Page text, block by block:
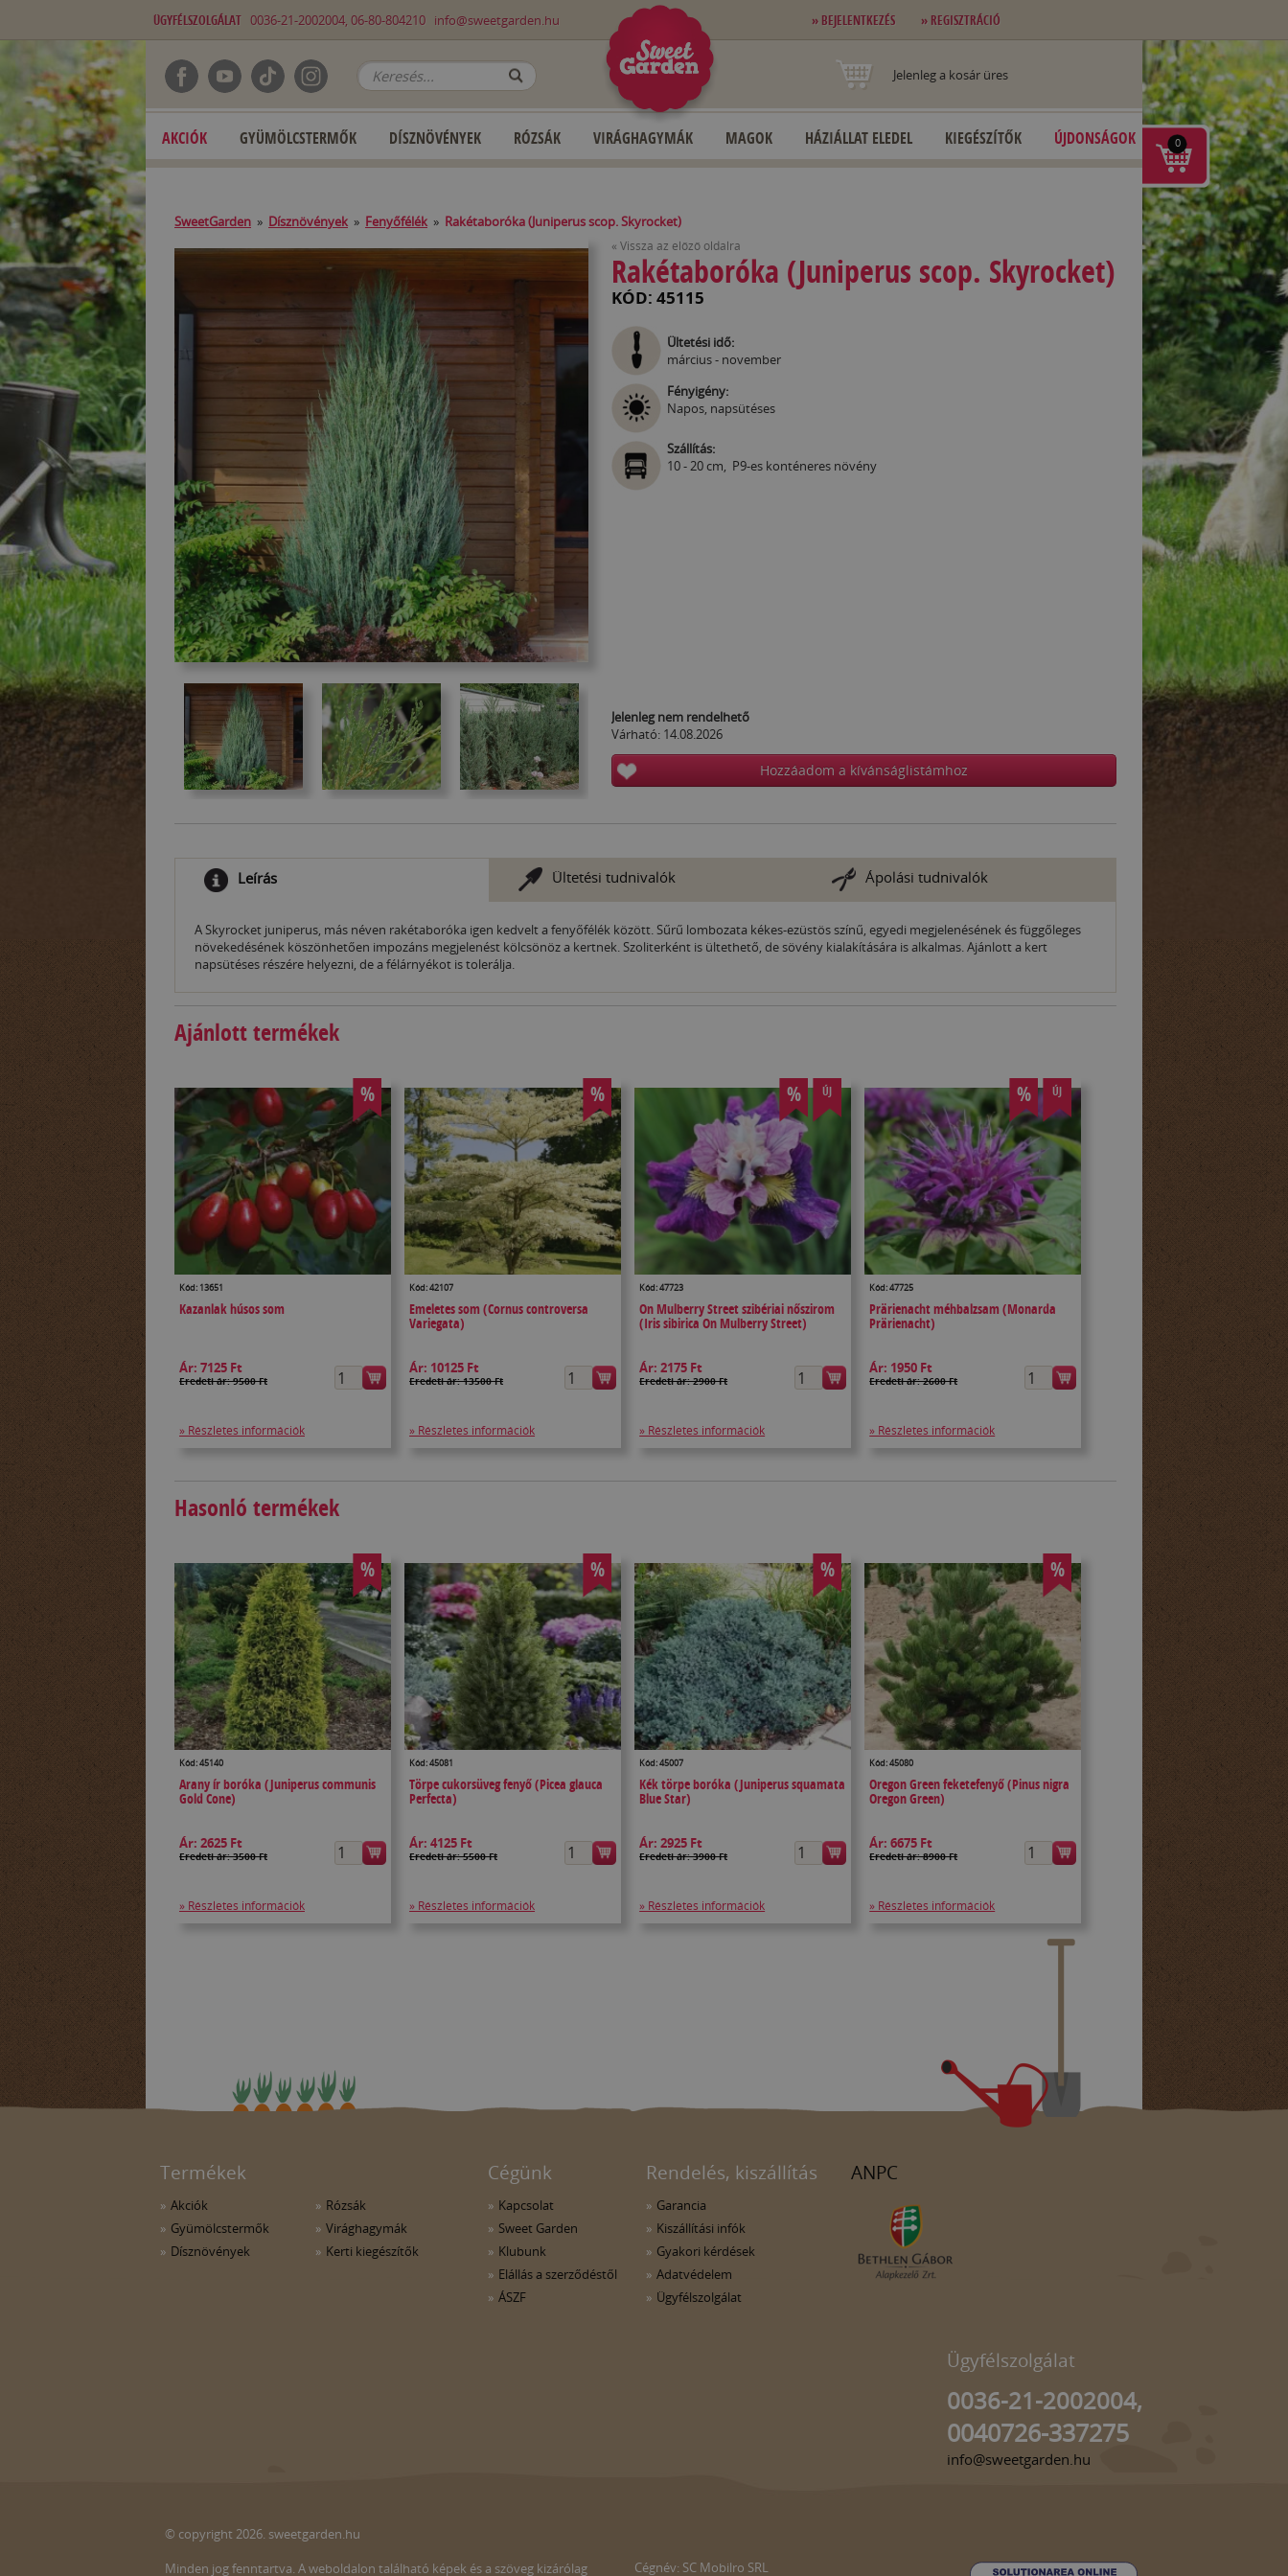
ÜGYFÉLSZOLGÁLAT 0036-21-2002004, 06-80-804210 info@sweetgarden.hu » BEJELENTKEZÉS » REGISZTRÁCIÓ
Jelenleg a kosár üres
AKCIÓK GYÜMÖLCSTERMŐK DÍSZNÖVÉNYEK RÓZSÁK VIRÁGHAGYMÁK MAGOK HÁZIÁLLAT ELEDEL KIEGÉSZÍTŐK ÚJDONSÁGOK
SweetGarden » Dísznövények » Fenyőfélék » Rakétaboróka (Juniperus scop. Skyrocket)
« Vissza az előző oldalra
Rakétaboróka (Juniperus scop. Skyrocket)
KÓD: 45115
Ültetési idő:
március - november
Fényigény:
Napos, napsütéses
Szállítás:
10 - 20 cm, P9-es konténeres növény
Jelenleg nem rendelhető
Várható: 14.08.2026
Hozzáadom a kívánságlistámhoz
Leírás Ültetési tudnivalók Ápolási tudnivalók
A Skyrocket juniperus, más néven rakétaboróka igen kedvelt a fenyőfélék között. Sűrű lombozata kékes-ezüstös színű, egyedi megjelenésének és függőleges
növekedésének köszönhetően impozáns megjelenést kölcsönöz a kertnek. Szoliterként is ültethető, de sövény kialakítására is alkalmas. Ajánlott a kert
napsütéses részére helyezni, de a félárnyékot is tolerálja.
Ajánlott termékek
%
Kód: 13651
Kazanlak húsos som
Ár: 7125 Ft
Eredeti ár: 9500 Ft
» Részletes információk
%
Kód: 42107
Emeletes som (Cornus controversa
Variegata)
Ár: 10125 Ft
Eredeti ár: 13500 Ft
» Részletes információk
% ÚJ
Kód: 47723
On Mulberry Street szibériai nőszirom
(Iris sibirica On Mulberry Street)
Ár:2175 Ft
Eredeti ár: 2900 Ft
» Részletes információk
% ÚJ
Kód: 47725
Prärienacht méhbalzsam (Monarda
Prärienacht)
Ár: 1950 Ft
Eredeti ár: 2600 Ft
» Részletes információk
Hasonló termékek
%
Kód: 45140
Arany ír boróka (Juniperus communis
Gold Cone)
Ár: 2625 Ft
Eredeti ár: 3500 Ft
» Részletes információk
%
Kód: 45081
Törpe cukorsüveg fenyő (Picea glauca
Perfecta)
Ár:4125 Ft
Eredeti ár: 5500 Ft
» Részletes információk
%
Kód: 45007
Kék törpe boróka (Juniperus squamata
Blue Star)
Ár:2925 Ft
Eredeti ár: 3900 Ft
» Részletes információk
%
Kód: 45080
Oregon Green feketefenyő (Pinus nigra
Oregon Green)
Ár:6675 Ft
Eredeti ár: 8900 Ft
» Részletes információk
Termékek
Akciók
Gyümölcstermők
Dísznövények
Rózsák
Virághagymák
Kerti kiegészítők
Cégünk
Kapcsolat
Sweet Garden
Klubunk
Elállás a szerződéstől
ÁSZF
Rendelés, kiszállítás
Garancia
Kiszállítási infók
Gyakori kérdések
Adatvédelem
Ügyfélszolgálat
ANPC
Ügyfélszolgálat
0036-21-2002004,
0040726-337275
info@sweetgarden.hu
© copyright 2026. sweetgarden.hu
Minden jog fenntartva. A weboldalon található képek és a szöveg kizárólag
Cégnév: SC Mobilro SRL
0